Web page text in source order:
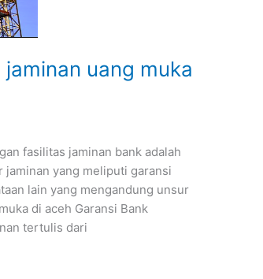
uang muka
fasilitas jaminan bank adalah
jaminan yang meliputi garansi
lain yang mengandung unsur
di aceh Garansi Bank
tertulis dari